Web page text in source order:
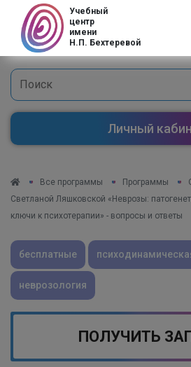
Учебный
центр
имени
Н.П. Бехтеревой
Личный
Все программы Программы
Светланой Ляшковской «Неврозы:
ключи к психотерапии» - вопросы и ответы
бесплатные
неврозология
ПОЛУЧИТЬ
Код страны